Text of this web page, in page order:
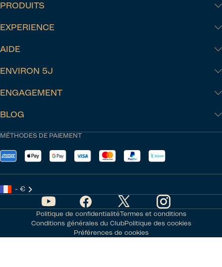
MÉTHODES DE PAIEMENT
- €
PRODUITS
EXPERIENCE
AIDE
ENVIRON 5J
ENGAGEMENT
BLOG
Politique de confidentialitéTermes et conditions
Conditions générales du ClubPolitique des cookies
Préférences de cookies